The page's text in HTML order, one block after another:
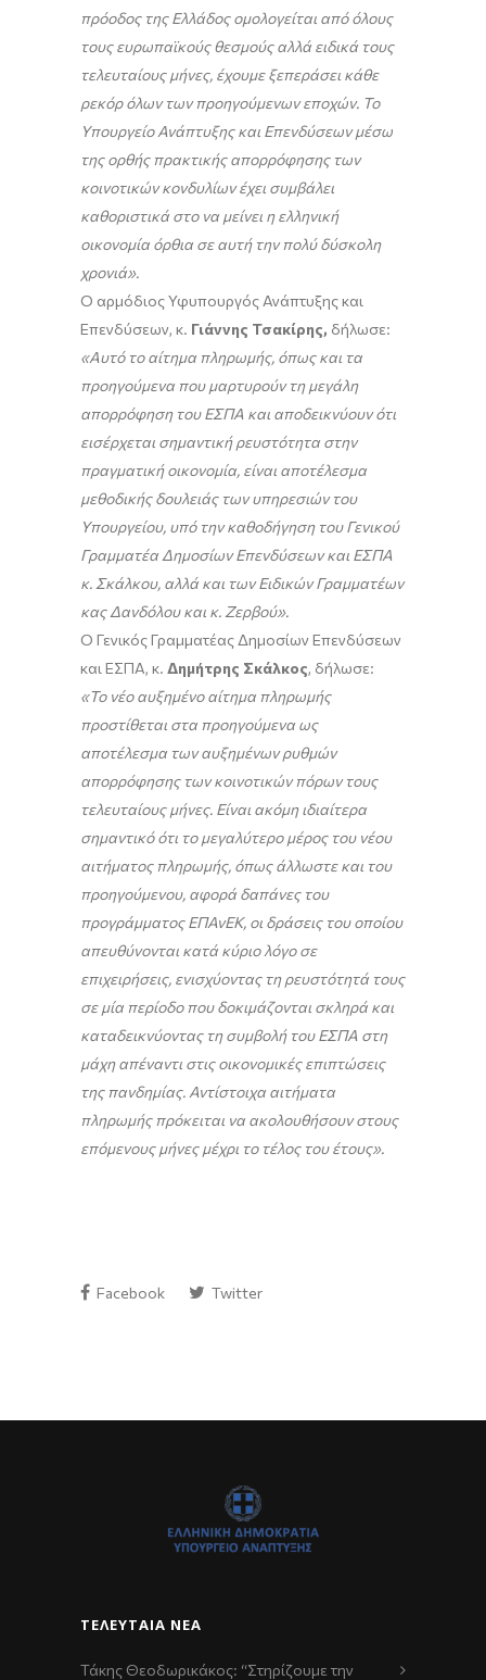
πρόοδος της Ελλάδος ομολογείται από όλους
τους ευρωπαϊκούς θεσμούς αλλά ειδικά τους
τελευταίους μήνες, έχουμε ξεπεράσει κάθε
ρεκόρ όλων των προηγούμενων εποχών. Το
Υπουργείο Ανάπτυξης και Επενδύσεων μέσω
της ορθής πρακτικής απορρόφησης των
κοινοτικών κονδυλίων έχει συμβάλει
καθοριστικά στο να μείνει η ελληνική
οικονομία όρθια σε αυτή την πολύ δύσκολη
χρονιά».
Ο αρμόδιος Υφυπουργός Ανάπτυξης και
Επενδύσεων, κ. Γιάννης Τσακίρης, δήλωσε:
«Αυτό το αίτημα πληρωμής, όπως και τα
προηγούμενα που μαρτυρούν τη μεγάλη
απορρόφηση του ΕΣΠΑ και αποδεικνύουν ότι
εισέρχεται σημαντική ρευστότητα στην
πραγματική οικονομία, είναι αποτέλεσμα
μεθοδικής δουλειάς των υπηρεσιών του
Υπουργείου, υπό την καθοδήγηση του Γενικού
Γραμματέα Δημοσίων Επενδύσεων και ΕΣΠΑ
κ. Σκάλκου, αλλά και των Ειδικών Γραμματέων
κας Δανδόλου και κ. Ζερβού».
Ο Γενικός Γραμματέας Δημοσίων Επενδύσεων
και ΕΣΠΑ, κ. Δημήτρης Σκάλκος, δήλωσε:
«Το νέο αυξημένο αίτημα πληρωμής
προστίθεται στα προηγούμενα ως
αποτέλεσμα των αυξημένων ρυθμών
απορρόφησης των κοινοτικών πόρων τους
τελευταίους μήνες. Είναι ακόμη ιδιαίτερα
σημαντικό ότι το μεγαλύτερο μέρος του νέου
αιτήματος πληρωμής, όπως άλλωστε και του
προηγούμενου, αφορά δαπάνες του
προγράμματος ΕΠΑνΕΚ, οι δράσεις του οποίου
απευθύνονται κατά κύριο λόγο σε
επιχειρήσεις, ενισχύοντας τη ρευστότητά τους
σε μία περίοδο που δοκιμάζονται σκληρά και
καταδεικνύοντας τη συμβολή του ΕΣΠΑ στη
μάχη απέναντι στις οικονομικές επιπτώσεις
της πανδημίας. Αντίστοιχα αιτήματα
πληρωμής πρόκειται να ακολουθήσουν στους
επόμενους μήνες μέχρι το τέλος του έτους».
Facebook Twitter
ΤΕΛΕΥΤΑΊΑ ΝΈΑ
Τάκης Θεοδωρικάκος: “Στηρίζουμε την